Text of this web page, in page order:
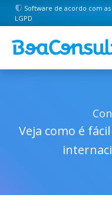
Software de acordo com
LGPD
Veja como é